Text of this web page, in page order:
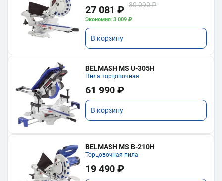
27 081 ₽ 30 090 ₽
Экономия: 3 009 ₽
В корзину
BELMASH MS U-305H
Пила торцовочная
61 990 ₽
В корзину
BELMASH MS B-210H
Торцовочная пила
19 490 ₽